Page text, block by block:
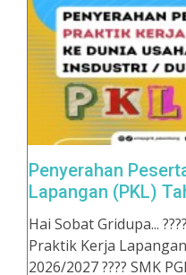
Penyerahan
Lapangan (PKL)
Hai Sobat Gridupa...
Praktik Kerja
2026/2027 ???? SMK